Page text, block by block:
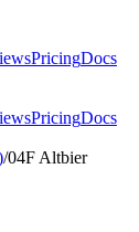
PricingDocs
PricingDocs
/04F Altbier